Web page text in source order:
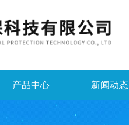
产品中心 新闻动态